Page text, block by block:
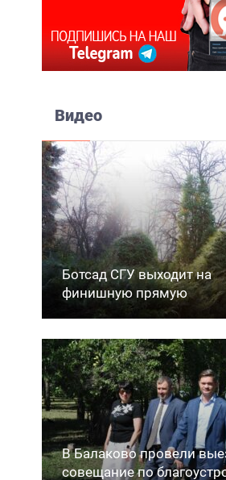
Видео
Ботсад СГУ выходит на
финишную прямую
В Балаково провели
совещание по